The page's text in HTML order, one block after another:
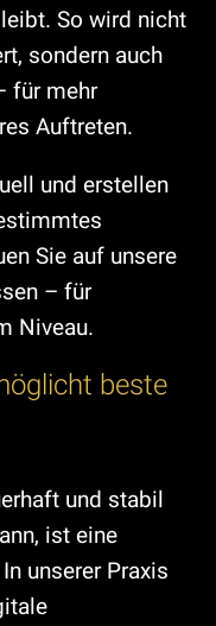
So wird nicht
sondern auch
für mehr
Auftreten.
und erstellen
Sie auf unsere
– für
Niveau.
beste
und stabil
ist eine
unserer Praxis